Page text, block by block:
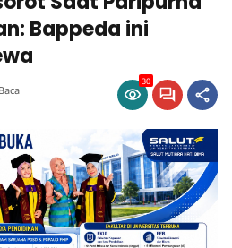
Bappeda ini
30